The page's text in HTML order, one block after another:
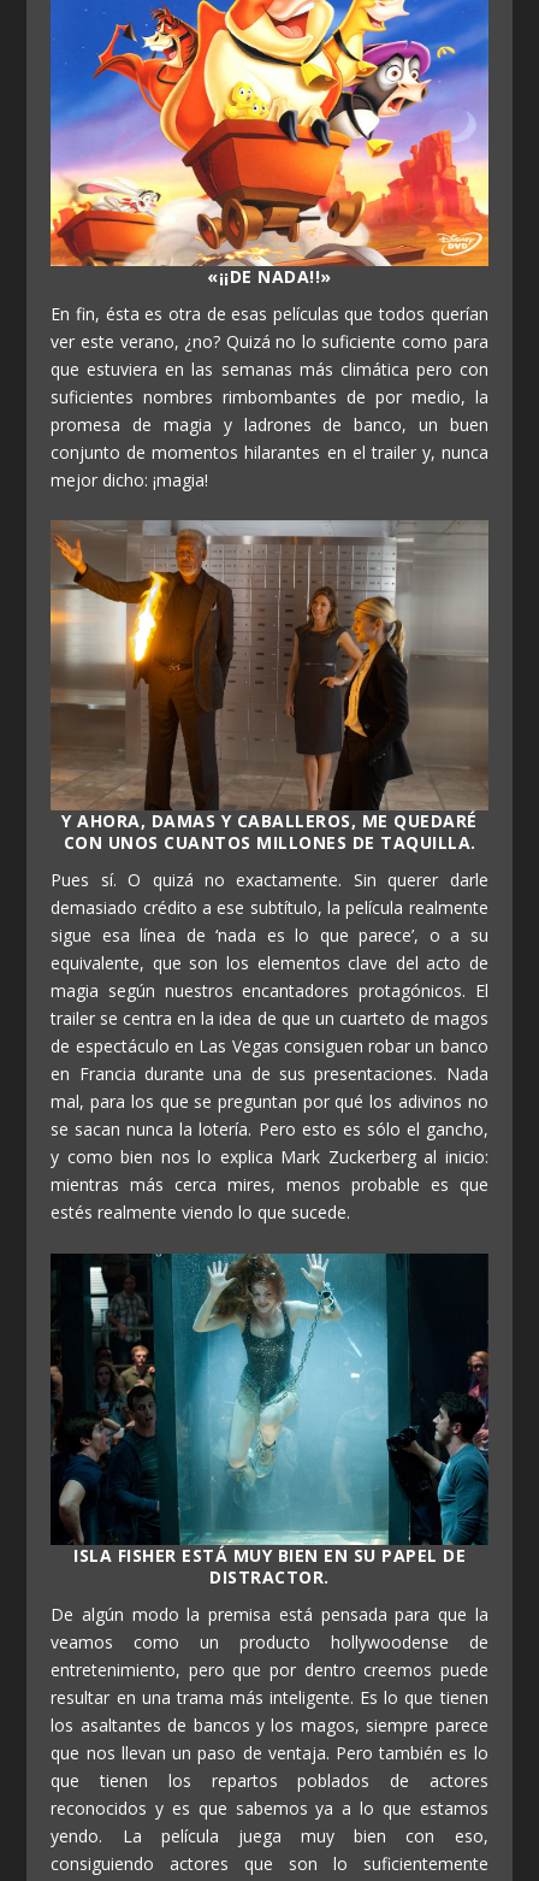
«¡¡DE NADA!!»
En fin, ésta es otra de esas películas que todos querían
ver este verano, ¿no? Quizá no lo suficiente como para
que estuviera en las semanas más climática pero con
suficientes nombres rimbombantes de por medio, la
promesa de magia y ladrones de banco, un buen
conjunto de momentos hilarantes en el trailer y, nunca
mejor dicho: ¡magia!
Y AHORA, DAMAS Y CABALLEROS, ME QUEDARÉ
CON UNOS CUANTOS MILLONES DE TAQUILLA.
Pues sí. O quizá no exactamente. Sin querer darle
demasiado crédito a ese subtítulo, la película realmente
sigue esa línea de ‘nada es lo que parece’, o a su
equivalente, que son los elementos clave del acto de
magia según nuestros encantadores protagónicos. El
trailer se centra en la idea de que un cuarteto de magos
de espectáculo en Las Vegas consiguen robar un banco
en Francia durante una de sus presentaciones. Nada
mal, para los que se preguntan por qué los adivinos no
se sacan nunca la lotería. Pero esto es sólo el gancho,
y como bien nos lo explica Mark Zuckerberg al inicio:
mientras más cerca mires, menos probable es que
estés realmente viendo lo que sucede.
ISLA FISHER ESTÁ MUY BIEN EN SU PAPEL DE
DISTRACTOR.
De algún modo la premisa está pensada para que la
veamos como un producto hollywoodense de
entretenimiento, pero que por dentro creemos puede
resultar en una trama más inteligente. Es lo que tienen
los asaltantes de bancos y los magos, siempre parece
que nos llevan un paso de ventaja. Pero también es lo
que tienen los repartos poblados de actores
reconocidos y es que sabemos ya a lo que estamos
yendo. La película juega muy bien con eso,
consiguiendo actores que son lo suficientemente